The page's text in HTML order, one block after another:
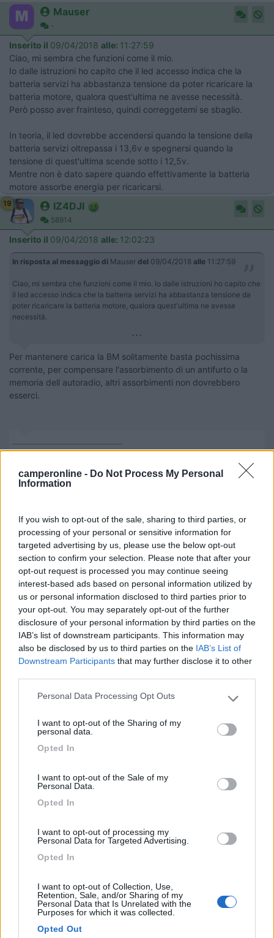
camperonline - Do Not Process My Personal
Information
If you wish to opt-out of the sale, sharing to third parties, or
processing of your personal or sensitive information for
targeted advertising by us, please use the below opt-out
section to confirm your selection. Please note that after your
opt-out request is processed you may continue seeing
interest-based ads based on personal information utilized by
us or personal information disclosed to third parties prior to
your opt-out. You may separately opt-out of the further
disclosure of your personal information by third parties on the
IAB’s list of downstream participants. This information may
also be disclosed by us to third parties on the IAB’s List of
Downstream Participants that may further disclose it to other
Please note that this website/app uses one or more Google
not limited to your visit or usage behaviour. You may click to
grant or deny consent to Google and its third-party tags to
use your data for below specified purposes in below Google
Personal Data Processing Opt Outs
I want to opt-out of the Sharing of my
personal data.
Opted In
I want to opt-out of the Sale of my
Personal Data.
Opted In
I want to opt-out of processing my
Personal Data for Targeted Advertising.
Opted In
I want to opt-out of Collection, Use,
Retention, Sale, and/or Sharing of my
Personal Data that Is Unrelated with the
Purposes for which it was collected.
Opted Out
Mauser
-
Inserito il 09/04/2018 alle: 11:27:59
Ciao, mi sembra che funzioni come il mio.
Io dalle istruzioni ho capito che il led accesso indica che la
batteria servizi ha abbastanza tensione da poter ricaricare la
batteria motore, qualora quest'ultima ne avesse necessità.
Però posso aver frainteso, quindi correggetemi se sbaglio.
In teoria, il led dovrebbe accendersi quando la tensione della
batteria servizi oltrepassa i 13,6v e spegnersi quando la
tensione di quest'ultima scende sotto i 12,5v.
Mentre non è dato sapere quando effettivamente la batteria
motore assorbe energia per ricaricarsi.
19 IZ4DJI
58914
Inserito il 09/04/2018 alle: 12:02:23
In risposta al messaggio di Mauser del 09/04/2018 alle 11:27:59
Ciao, mi sembra che funzioni come il mio. Io dalle istruzioni ho capito che
il led accesso indica che la batteria servizi ha abbastanza tensione da
poter ricaricare la batteria motore, qualora quest'ultima ne avesse
necessità.
...
Per mantenere carica la BM solitamente basta pochissima
corrente, per compensare l'assorbimento di un antifurto o la
memoria dell autoradio, altri assorbimenti non dovrebbero
esserci.
www.iz4dji.it
Armando
7642
sfondatimpani, gli assorbimenti c'erano e come :)
(da fermi e con l'autoradio connessa a BM ovviamente)
_____________ Armando
5804
Inserito il09/04/2018 alle: 13:31:53
Grazie delle risposte allora sarà che mancando l'assorbimento